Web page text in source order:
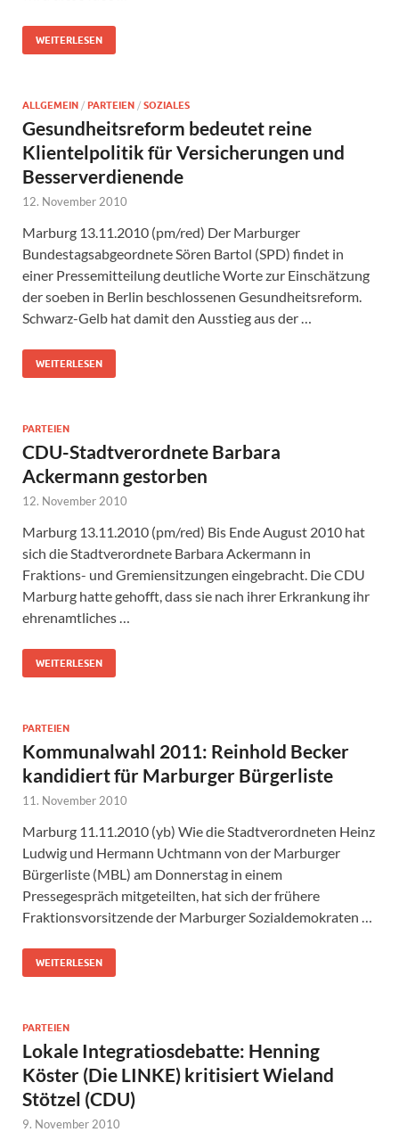
WEITERLESEN
ALLGEMEIN / PARTEIEN / SOZIALES
Gesundheitsreform bedeutet reine
Klientelpolitik für Versicherungen und
Besserverdienende
12. November 2010
Marburg 13.11.2010 (pm/red) Der Marburger
Bundestagsabgeordnete Sören Bartol (SPD) findet in
einer Pressemitteilung deutliche Worte zur Einschätzung
der soeben in Berlin beschlossenen Gesundheitsreform.
Schwarz-Gelb hat damit den Ausstieg aus der …
WEITERLESEN
PARTEIEN
CDU-Stadtverordnete Barbara
Ackermann gestorben
12. November 2010
Marburg 13.11.2010 (pm/red) Bis Ende August 2010 hat
sich die Stadtverordnete Barbara Ackermann in
Fraktions- und Gremiensitzungen eingebracht. Die CDU
Marburg hatte gehofft, dass sie nach ihrer Erkrankung ihr
ehrenamtliches …
WEITERLESEN
PARTEIEN
Kommunalwahl 2011: Reinhold Becker
kandidiert für Marburger Bürgerliste
11. November 2010
Marburg 11.11.2010 (yb) Wie die Stadtverordneten Heinz
Ludwig und Hermann Uchtmann von der Marburger
Bürgerliste (MBL) am Donnerstag in einem
Pressegespräch mitgeteilten, hat sich der frühere
Fraktionsvorsitzende der Marburger Sozialdemokraten …
WEITERLESEN
PARTEIEN
Lokale Integratiosdebatte: Henning
Köster (Die LINKE) kritisiert Wieland
Stötzel (CDU)
9. November 2010